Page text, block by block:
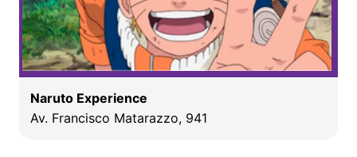
Naruto Experience
Av. Francisco Matarazzo, 941